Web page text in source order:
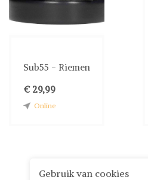
Sub55 - Riemen
€ 29,99
Online
Gebruik van cookies